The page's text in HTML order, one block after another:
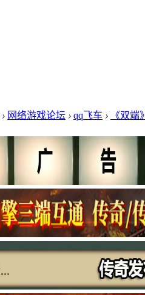
› 网络游戏论坛 › qq飞车 ›
《双